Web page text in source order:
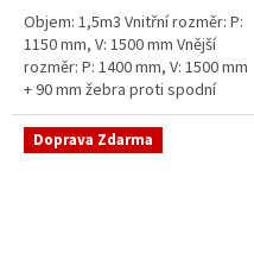
Objem: 1,5m3 Vnitřní rozměr: P:
1150 mm, V: 1500 mm Vnější
rozměr: P: 1400 mm, V: 1500 mm
+ 90 mm žebra proti spodní
vodě + komínek Kvalitní nádrž na
pitnou vodu do míst vysokou...
Doprava Zdarma